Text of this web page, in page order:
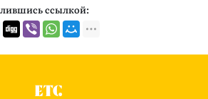
ссылкой: